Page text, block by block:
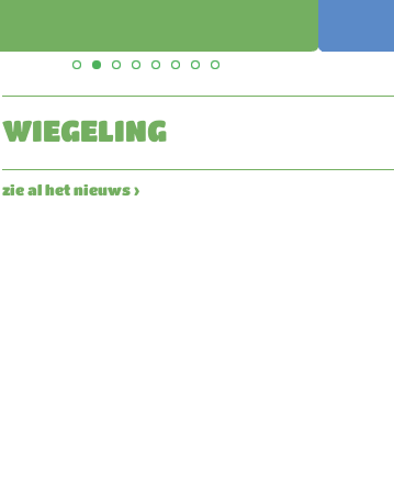
WIEGELING
zie al het nieuws ›